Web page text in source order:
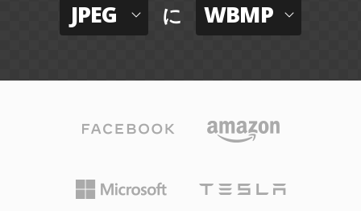
JPEG に WBMP